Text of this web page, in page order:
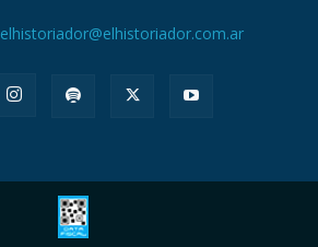
elhistoriador@elhistoriador.com.ar